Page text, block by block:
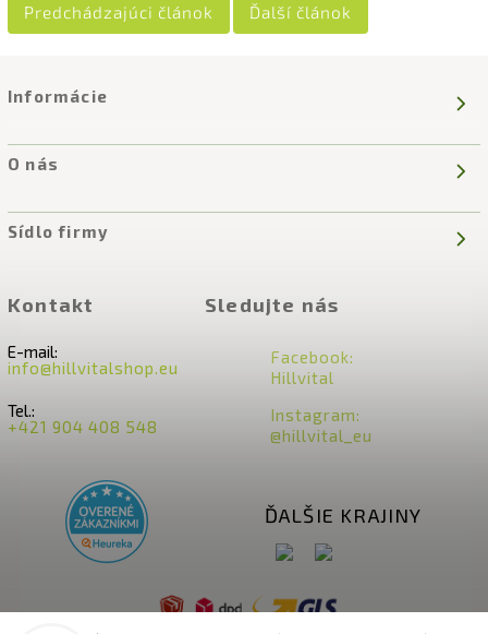
Predchádzajúci článok Ďalší článok
Informácie
O nás
Sídlo firmy
Kontakt
E-mail:
info@hillvitalshop.eu
Tel.:
+421 904 408 548
Sledujte nás
Facebook:
Hillvital
Instagram:
@hillvital_eu
ĎALŠIE KRAJINY